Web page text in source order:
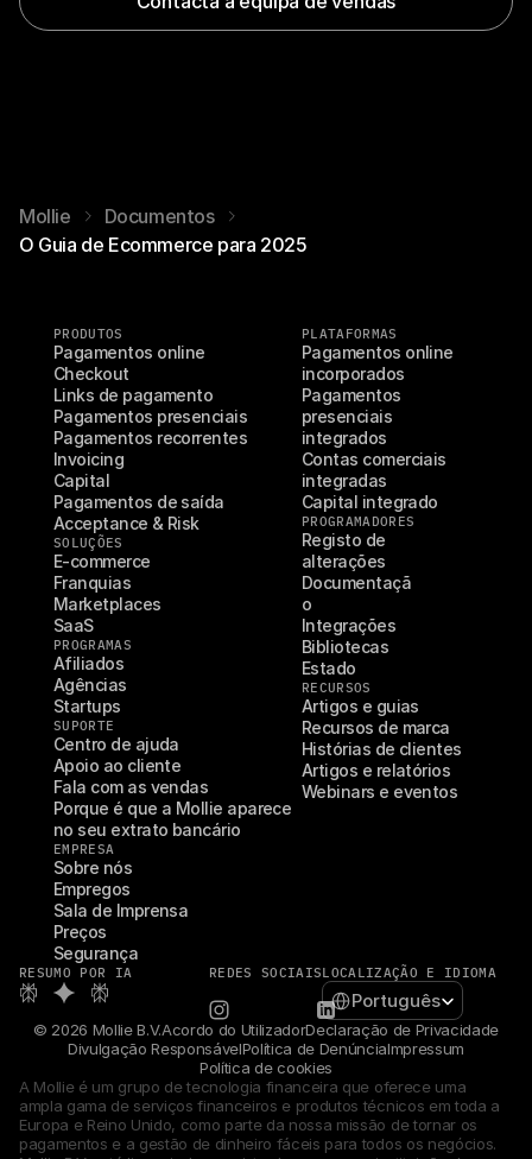
Mollie
Documentos
O Guia de Ecommerce para 2025
PRODUTOS
Pagamentos online
Checkout
Links de pagamento
Pagamentos presenciais
Pagamentos recorrentes
Invoicing
Capital
Pagamentos de saída
Acceptance & Risk
SOLUÇÕES
E-commerce
Franquias
Marketplaces
SaaS
PROGRAMAS
Afiliados
Agências
Startups
SUPORTE
Centro de ajuda
Apoio ao cliente
Fala com as vendas
Porque é que a Mollie aparece
no seu extrato bancário
EMPRESA
Sobre nós
Empregos
Sala de Imprensa
Preços
Segurança
PLATAFORMAS
Pagamentos online
incorporados
Pagamentos
presenciais
integrados
Contas comerciais
integradas
Capital integrado
PROGRAMADORES
Registo de
alterações
Documentaçã
o
Integrações
Bibliotecas
Estado
RECURSOS
Artigos e guias
Recursos de marca
Histórias de clientes
Artigos e relatórios
Webinars e eventos
RESUMO POR IA REDES SOCIAISLOCALIZAÇÃO E IDIOMA
Select Language
Português
© 2026 Mollie B.V.Acordo do UtilizadorDeclaração de Privacidade
Divulgação ResponsávelPolítica de DenúnciaImpressum
Política de cookies
A Mollie é um grupo de tecnologia financeira que oferece uma
ampla gama de serviços financeiros e produtos técnicos em toda a
Europa e Reino Unido, como parte da nossa missão de tornar os
pagamentos e a gestão de dinheiro fáceis para todos os negócios.